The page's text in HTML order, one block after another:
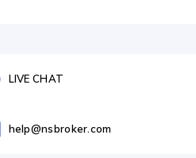
LIVE CHAT
help@nsbroker.com